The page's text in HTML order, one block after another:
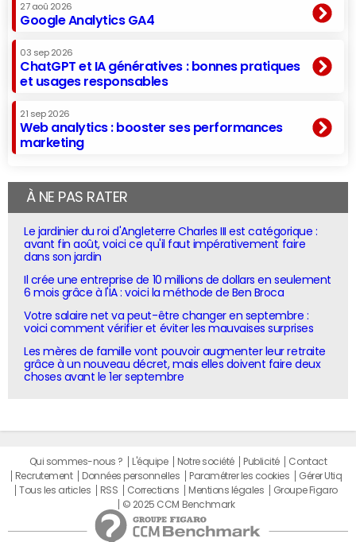
27 aoû 2026
Google Analytics GA4
03 sep 2026
ChatGPT et IA génératives : bonnes pratiques
et usages responsables
21 sep 2026
Web analytics : booster ses performances
marketing
À NE PAS RATER
Le jardinier du roi d'Angleterre Charles III est catégorique :
avant fin août, voici ce qu'il faut impérativement faire
dans son jardin
Il crée une entreprise de 10 millions de dollars en seulement
6 mois grâce à l'IA : voici la méthode de Ben Broca
Votre salaire net va peut-être changer en septembre :
voici comment vérifier et éviter les mauvaises surprises
Les mères de famille vont pouvoir augmenter leur retraite
grâce à un nouveau décret, mais elles doivent faire deux
choses avant le 1er septembre
Qui sommes-nous ? L'équipe Notre société Publicité
Contact
Recrutement
Données personnelles Paramétrer les cookies
Gérer Utiq
Tous les articles
RSS Corrections Mentions légales
Groupe Figaro
© 2025 CCM Benchmark